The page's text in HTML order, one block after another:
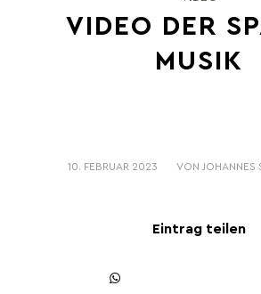
VIDEO DER
MUSIK
10. FEBRUAR 2023
/ VON JOHANNES
Eintrag teilen